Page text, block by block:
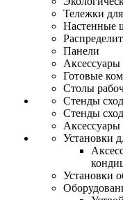
Тележки
Настенные
Панели
Аксессуары
Готовые
Столы
Стенды
Стенды
Аксессуары
Установки
Установки